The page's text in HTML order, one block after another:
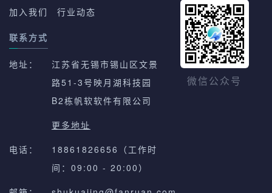
加入我们
行业动态
联系方式
地址：
江苏省无锡市锡山区文景
路51-3号映月湖科技园
B2栋帆软软件有限公司
更多地址
电话：
18861826656（工作时
间：09:00 - 20:00）
微信公众号